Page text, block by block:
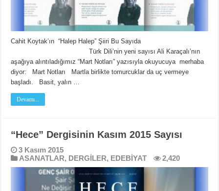
Cahit Koytak’ın “Halep Halep” Şiiri Bu Sayıda
Türk Dili’nin yeni sayısı Ali Karaçalı’nın
aşağıya alıntıladığımız “Mart Notları” yazısıyla okuyucuya merhaba
diyor: Mart Notları Martla birlikte tomurcuklar da uç vermeye
başladı. Basit, yalın …
Devamı...
“Hece” Dergisinin Kasım 2015 Sayısı
3 Kasım 2015
ASANATLAR, DERGİLER, EDEBİYAT 2,420